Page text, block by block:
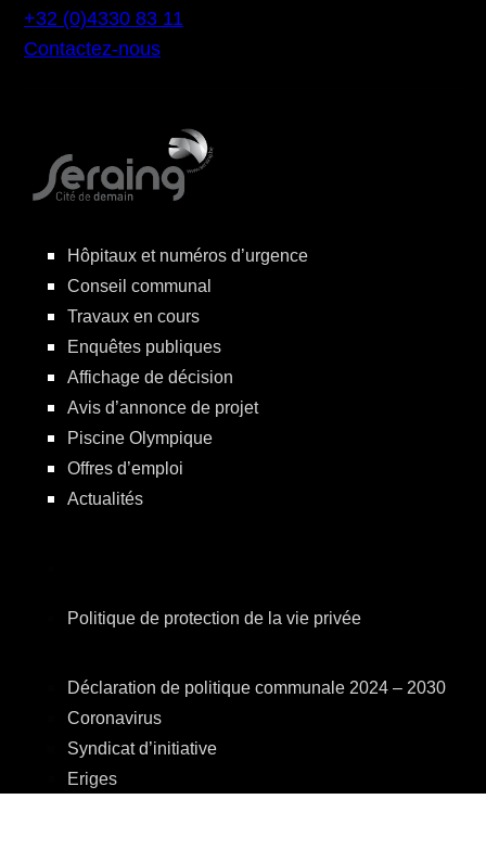
+32 (0)4330 83 11
Contactez-nous
Hôpitaux et numéros d’urgence
Conseil communal
Travaux en cours
Enquêtes publiques
Affichage de décision
Avis d’annonce de projet
Piscine Olympique
Offres d’emploi
Actualités
Politique de protection de la vie privée
Déclaration de politique communale 2024 – 2030
Coronavirus
Syndicat d’initiative
Eriges